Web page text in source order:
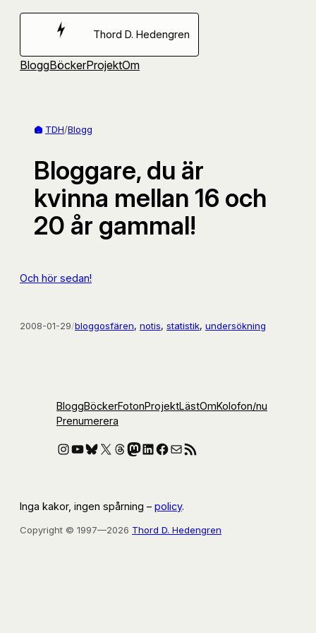
Hoppa
Thord D. Hedengren
BloggBöckerProjektOm
TDH/Blogg
Bloggare, du är
kvinna mellan 16 och
20 år gammal!
Och hör sedan!
2008-01-29/bloggosfären, notis, statistik, undersökning
BloggBöckerFotonProjektLästOmKolofon/nu
Prenumerera
Instagram
YouTube
Bluesky
X Threads
Mastodon
LinkedIn
Facebook
E-postRSS-flöde
Inga kakor, ingen spårning – policy.
Copyright © 1997—2026 Thord D. Hedengren